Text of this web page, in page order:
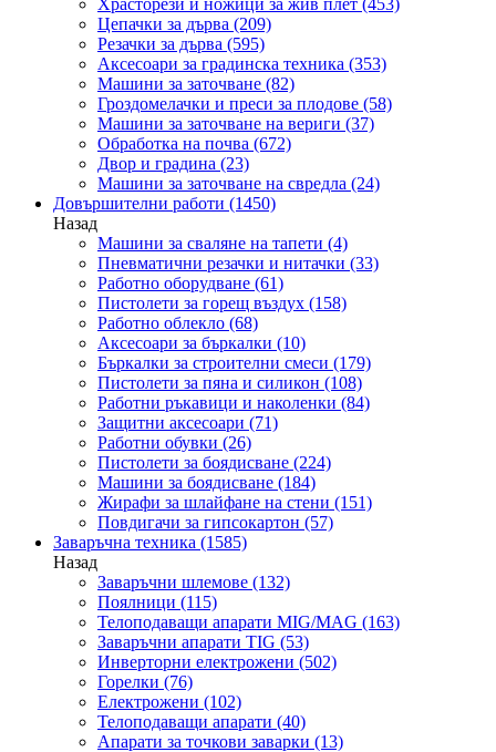
Храсторези и ножици за жив плет (453)
Цепачки за дърва (209)
Резачки за дърва (595)
Аксесоари за градинска техника (353)
Машини за заточване (82)
Гроздомелачки и преси за плодове (58)
Машини за заточване на вериги (37)
Обработка на почва (672)
Двор и градина (23)
Машини за заточване на свредла (24)
Довършителни работи (1450)
Назад
Машини за сваляне на тапети (4)
Пневматични резачки и нитачки (33)
Работно оборудване (61)
Пистолети за горещ въздух (158)
Работно облекло (68)
Аксесоари за бъркалки (10)
Бъркалки за строителни смеси (179)
Пистолети за пяна и силикон (108)
Работни ръкавици и наколенки (84)
Защитни аксесоари (71)
Работни обувки (26)
Пистолети за боядисване (224)
Машини за боядисване (184)
Жирафи за шлайфане на стени (151)
Повдигачи за гипсокартон (57)
Заваръчна техника (1585)
Назад
Заваръчни шлемове (132)
Поялници (115)
Телоподаващи апарати MIG/MAG (163)
Заваръчни апарати TIG (53)
Инверторни електрожени (502)
Горелки (76)
Електрожени (102)
Телоподаващи апарати (40)
Апарати за точкови заварки (13)